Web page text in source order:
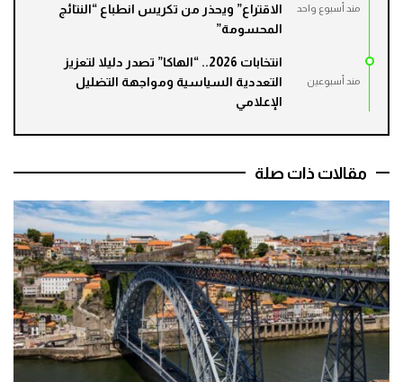
مند أسبوع واحد
الاقتراع” ويحذر من تكريس انطباع “النتائج
المحسومة”
مند أسبوعين
انتخابات 2026.. “الهاكا” تصدر دليلا لتعزيز
التعددية السياسية ومواجهة التضليل
الإعلامي
مقالات ذات صلة